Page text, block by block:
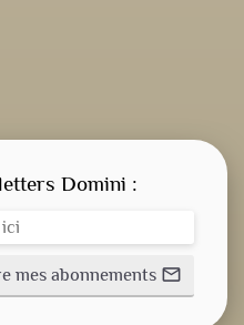
Domini :
mes abonnements mail_outline